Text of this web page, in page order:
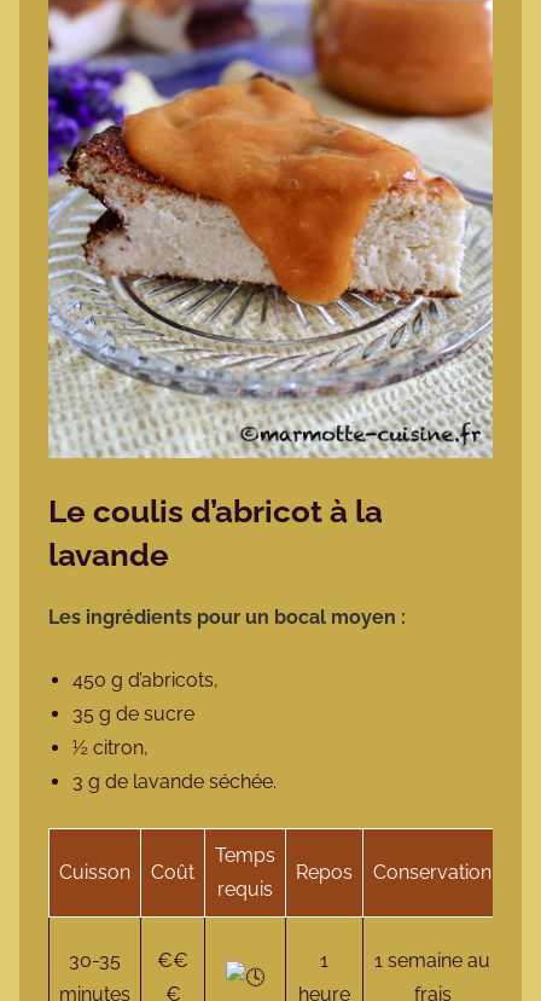
Le coulis d’abricot à la
lavande
Les ingrédients pour un bocal moyen :
450 g d’abricots,
35 g de sucre
½ citron,
3 g de lavande séchée.
Cuisson Coût
Temps
requis
Repos Conservation
30-35
minutes
€€
€
1
heure
1 semaine au
frais